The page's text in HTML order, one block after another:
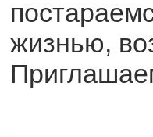
жизнью,